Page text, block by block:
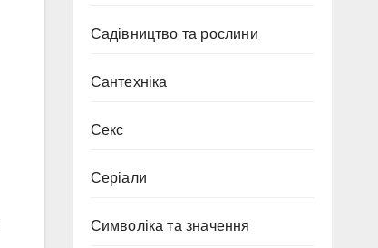
Садівництво та рослини
Сантехніка
Секс
Серіали
Символіка та значення